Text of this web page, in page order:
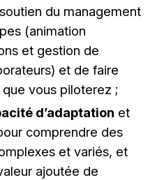
du management
(animation
et gestion de
et de faire
vous piloterez ;
d’adaptation et
comprendre des
et variés, et
ajoutée de